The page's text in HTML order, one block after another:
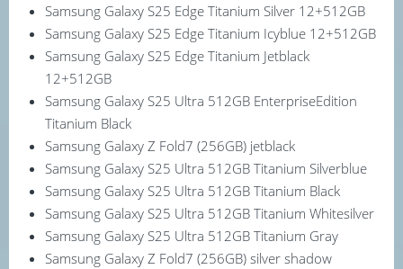
Samsung Galaxy S25 Edge Titanium Silver 12+512GB
Samsung Galaxy S25 Edge Titanium Icyblue 12+512GB
Samsung Galaxy S25 Edge Titanium Jetblack
12+512GB
Samsung Galaxy S25 Ultra 512GB EnterpriseEdition
Titanium Black
Samsung Galaxy Z Fold7 (256GB) jetblack
Samsung Galaxy S25 Ultra 512GB Titanium Silverblue
Samsung Galaxy S25 Ultra 512GB Titanium Black
Samsung Galaxy S25 Ultra 512GB Titanium Whitesilver
Samsung Galaxy S25 Ultra 512GB Titanium Gray
Samsung Galaxy Z Fold7 (256GB) silver shadow